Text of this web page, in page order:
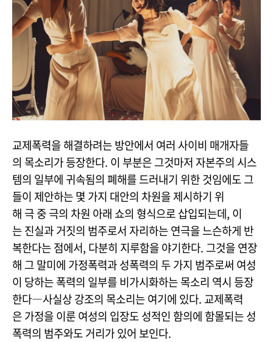
교제폭력을 해결하려는 방안에서 여러 사이비 매개자들
의 목소리가 등장한다. 이 부분은 그것마저 자본주의 시스
템의 일부에 귀속됨의 폐해를 드러내기 위한 것임에도 그
들이 제안하는 몇 가지 대안의 차원을 제시하기 위
해 극 중 극의 차원 아래 쇼의 형식으로 삽입되는데, 이
는 진실과 거짓의 범주로서 자리하는 연극을 느슨하게 반
복한다는 점에서, 다분히 지루함을 야기한다. 그것을 연장
해 그 말미에 가정폭력과 성폭력의 두 가지 범주로써 여성
이 당하는 폭력의 일부를 비가시화하는 목소리 역시 등장
한다―사실상 강조의 목소리는 여기에 있다. 교제폭력
은 가정을 이룬 여성의 입장도 성적인 함의에 함몰되는 성
폭력의 범주와도 거리가 있어 보인다.